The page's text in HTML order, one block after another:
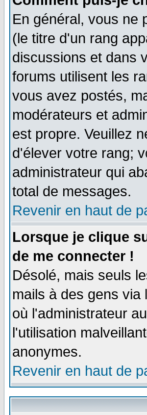
En général, vous ne
(le titre d'un rang
discussions et dans
forums utilisent les
vous avez postés,
modérateurs et
est propre. Veuillez
d'élever votre rang;
administrateur qui
total de messages.
Revenir en haut de
Lorsque je clique
de me connecter !
Désolé, mais seuls
mails à des gens
où l'administrateur
l'utilisation
anonymes.
Revenir en haut de